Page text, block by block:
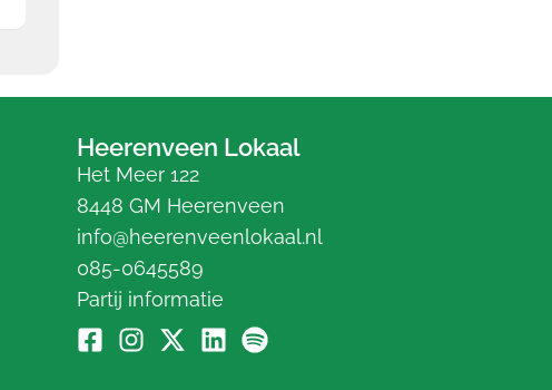
Heerenveen Lokaal
Het Meer 122
8448 GM Heerenveen
info@heerenveenlokaal.nl
085-0645589
Partij informatie